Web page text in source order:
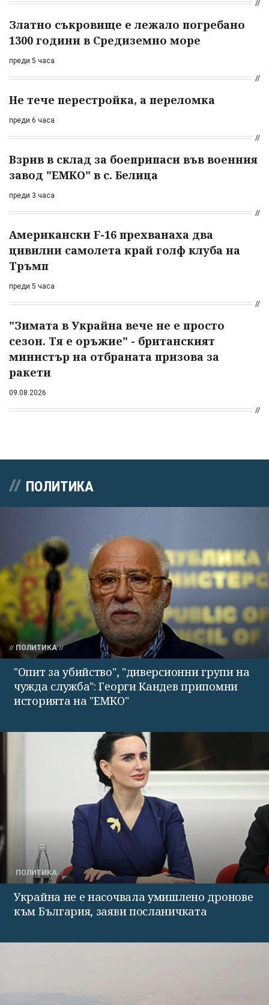
Златно съкровище е лежало погребано
1300 години в Средиземно море
преди 5 часа
Не тече перестройка, а переломка
преди 6 часа
Взрив в склад за боеприпаси във военния
завод "ЕМКО" в с. Белица
преди 3 часа
Американски F-16 прехванаха два
цивилни самолета край голф клуба на
Тръмп
преди 5 часа
"Зимата в Украйна вече не е просто
сезон. Тя е оръжие" - британският
министър на отбраната призова за
ракети
09.08.2026
ПОЛИТИКА
ПОЛИТИКА
"Опит за убийство", "диверсионни групи на
чужда служба": Георги Кандев припомни
историята на "ЕМКО"
ПОЛИТИКА
Украйна не е насочвала умишлено дронове
към България, заяви посланичката